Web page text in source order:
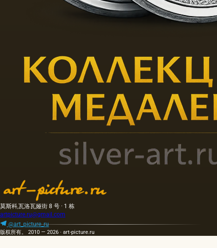
莫斯科,瓦洛瓦娅街 8 号 · 1 栋
artpicture.ru@gmail.com
@art_picture_ru
版权所有。 2010 — 2026 · art-picture.ru